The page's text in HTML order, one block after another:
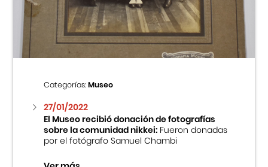
Centro Cultural Peruano Japonés
Museo de la Inmigración Japonesa
Fondo Editorial
Teatro Peruano Japonés
Categorías:Museo
27/01/2022
El Museo recibió donación de fotografías
sobre la comunidad nikkei:Fueron donadas
por el fotógrafo Samuel Chambi